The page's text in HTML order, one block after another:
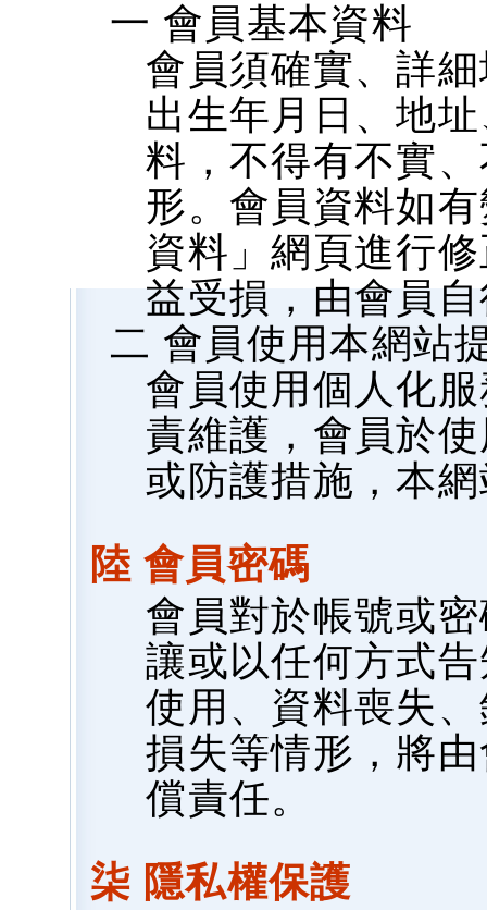
一 會員基本資料
會員須確實、詳
出生年月日、地
料，不得有不實
形。會員資料如
資料」網頁進行
益受損，由會員
二 會員使用本網站
會員使用個人化
責維護，會員於
或防護措施，本
陸 會員密碼
會員對於帳號或
讓或以任何方式
使用、資料喪失
損失等情形，將
償責任。
柒 隱私權保護